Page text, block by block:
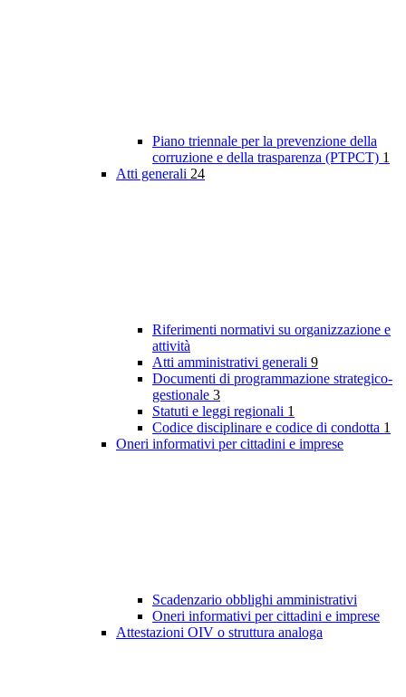
Piano triennale per la prevenzione della
corruzione e della trasparenza (PTPCT) 1
Atti generali 24
Riferimenti normativi su organizzazione e
attività
Atti amministrativi generali 9
Documenti di programmazione strategico-
gestionale 3
Statuti e leggi regionali 1
Codice disciplinare e codice di condotta 1
Oneri informativi per cittadini e imprese
Scadenzario obblighi amministrativi
Oneri informativi per cittadini e imprese
Attestazioni OIV o struttura analoga